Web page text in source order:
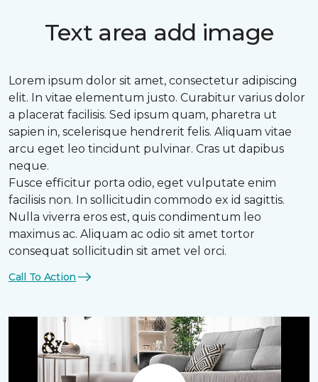
Text area add image
Lorem ipsum dolor sit amet, consectetur adipiscing
elit. In vitae elementum justo. Curabitur varius dolor
a placerat facilisis. Sed ipsum quam, pharetra ut
sapien in, scelerisque hendrerit felis. Aliquam vitae
arcu eget leo tincidunt pulvinar. Cras ut dapibus
neque.
Fusce efficitur porta odio, eget vulputate enim
facilisis non. In sollicitudin commodo ex id sagittis.
Nulla viverra eros est, quis condimentum leo
maximus ac. Aliquam ac odio sit amet tortor
consequat sollicitudin sit amet vel orci.
Call To Action